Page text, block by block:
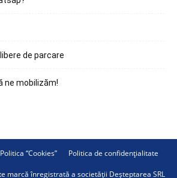
de parcare
ne mobilizăm!
Politica “Cookies” Politica de confidențialitate
marcă înregistrată a societății Deșteptarea SRL